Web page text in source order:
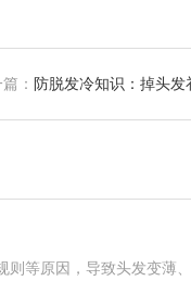
： 防脱发冷知识：掉头发
则等原因，导致头发变薄